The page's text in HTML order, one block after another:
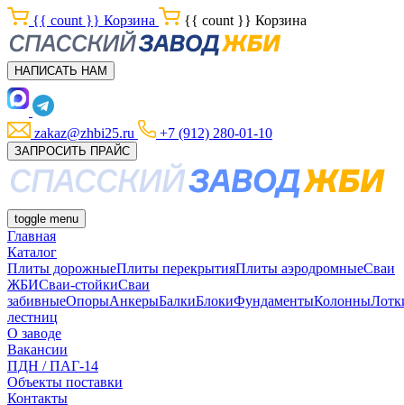
{{ count }} Корзина {{ count }} Корзина
НАПИСАТЬ НАМ
zakaz@zhbi25.ru +7 (912) 280-01-10
ЗАПРОСИТЬ ПРАЙС
toggle menu
Главная
Каталог
Плиты дорожныеПлиты перекрытияПлиты аэродромныеСваи
ЖБИСваи-стойкиСваи
забивныеОпорыАнкерыБалкиБлокиФундаментыКолонны
лестниц
О заводе
Вакансии
ПДН / ПАГ-14
Объекты поставки
Контакты